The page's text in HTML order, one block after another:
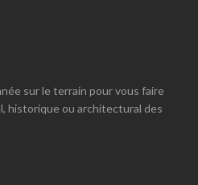
sur le terrain pour vous faire
historique ou architectural des